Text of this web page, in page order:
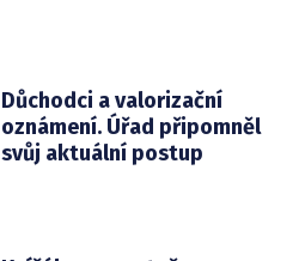
Důchodci a valorizační
oznámení. Úřad připomněl
svůj aktuální postup